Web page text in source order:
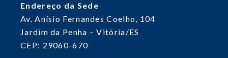
Endereço da Sede
Av. Anísio Fernandes Coelho, 104
Jardim da Penha – Vitória/ES
CEP: 29060-670